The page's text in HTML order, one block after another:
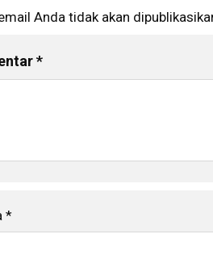
Anda tidak akan
*
*